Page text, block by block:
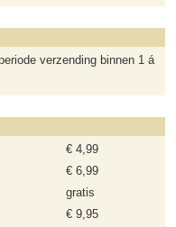
verzending binnen 1 á
€ 4,99
€ 6,99
gratis
€ 9,95